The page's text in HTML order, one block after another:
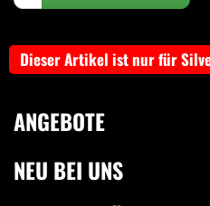
Dieser Artikel ist nur für
ANGEBOTE
NEU BEI UNS